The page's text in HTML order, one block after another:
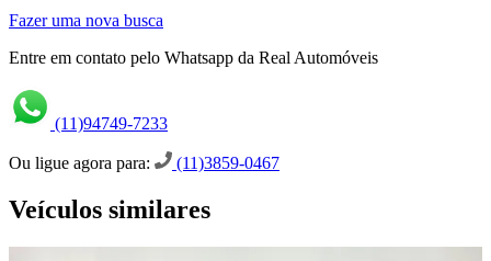
Fazer uma nova busca
Entre em contato pelo Whatsapp da Real Automóveis
(11)94749-7233
Ou ligue agora para: (11)3859-0467
Veículos similares